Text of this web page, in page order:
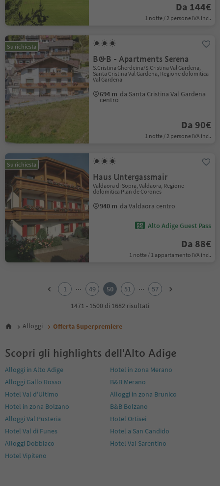
Da 144€
1 notte / 2 persone IVA incl.
Su richiesta
B&B - Apartments Serena
S.Cristina Gherdëina/S.Cristina Val Gardena,
Santa Cristina Val Gardena, Regione dolomitica
Val Gardena
694 m da Santa Cristina Val Gardena
centro
Da 90€
1 notte / 2 persone IVA incl.
Su richiesta
Haus Untergassmair
Valdaora di Sopra, Valdaora, Regione
dolomitica Plan de Corones
940 m da Valdaora centro
Alto Adige Guest Pass
Da 88€
1 notte / 1 appartamento IVA incl.
6
9
11
12
13
14
16
17
18
19
1 ... 49 50 51 ...
57
1471 - 1500 di 1682 risultati
Alloggi Offerta Superpremiere
Scopri gli highlights dell'Alto Adige
Alloggi in Alto Adige
Hotel in zona Merano
Alloggi Gallo Rosso
B&B Merano
Hotel Val d'Ultimo
Alloggi in zona Brunico
Hotel in zona Bolzano
B&B Bolzano
Alloggi Val Pusteria
Hotel Ortisei
Hotel Val di Funes
Hotel a San Candido
Alloggi Dobbiaco
Hotel Val Sarentino
Hotel Vipiteno